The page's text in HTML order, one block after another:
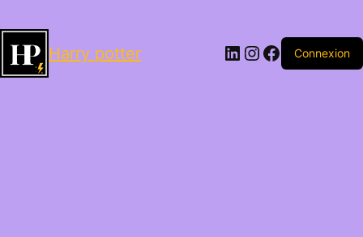
Harry potter LinkedIn
Instagram
Facebook
Connexion